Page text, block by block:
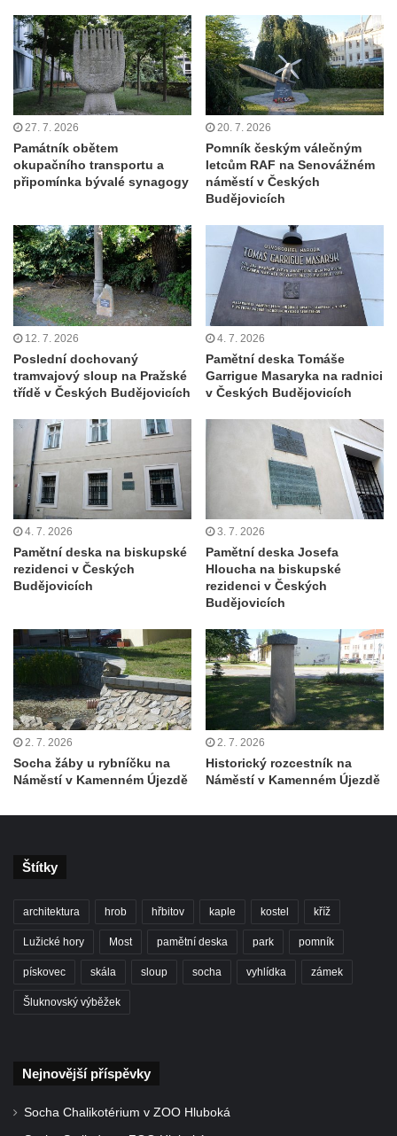
Základní škole Tyršova v Rumburku
Socha Nepokořený v parku Rumburské
vzpoury v Rumburku
Pamětní deska obětem holokaustu u
židovského hřbitova v Kovanicích
Pamětní deska legionářům na Obecním
úřadě v Kovanicích
Kovanicích
Pomník obětem válek v Kněževsi
Pamětní deska Rudé armádě na radnici v
Trutnově
Pomník obětem koncentračního tábora na
hřbitově v Rychnově u Jablonce nad Nisou
Pomník pracovního nasazení vězňů
Rychnově u Jablonce nad Nisou
Kenotaf Alfreda Langa na hřbitově v Krásné
u Pěnčína
Kenotaf Emila Posselta na hřbitově v
Krásné u Pěnčína
Kenotaf Edmunda Andera na hřbitově v
Krásné u Pěnčína
Hřbitovní kaple rodiny Fiedler na hřbitově v
Teplicích nad Metují
Kenotaf Franze Ruseho na hřbitově v
Teplicích nad Metují
Pomník obětem 2. světové války na hřbitově
v Teplicích nad Metují
Hrob Waltera Hilleho na hřbitově ve Vlčí
Hoře
Kenotaf Oskara Ringelhana na hřbitově v
Hrob Šumových na hřbitově v Benešově
nad Ploučnicí
Hrob Theodora Sommera na hřbitově v
Hrob Christodoulona Panayiotise na
Hrob Franze Wünsche na hřbitově v
27. 7. 2026
Památník obětem
okupačního transportu a
připomínka bývalé synagogy
20. 7. 2026
Pomník českým válečným
letcům RAF na Senovážném
náměstí v Českých
Budějovicích
12. 7. 2026
Poslední dochovaný
tramvajový sloup na Pražské
třídě v Českých Budějovicích
4. 7. 2026
Pamětní deska Tomáše
Garrigue Masaryka na radnici
v Českých Budějovicích
4. 7. 2026
Pamětní deska na biskupské
rezidenci v Českých
Budějovicích
3. 7. 2026
Pamětní deska Josefa
Hloucha na biskupské
rezidenci v Českých
Budějovicích
2. 7. 2026
Socha žáby u rybníčku na
Náměstí v Kamenném Újezdě
2. 7. 2026
Historický rozcestník na
Náměstí v Kamenném Újezdě
Štítky
architektura hrob hřbitov kaple kostel kříž
Lužické hory Most pamětní deska park pomník
pískovec skála sloup socha vyhlídka zámek
Šluknovský výběžek
Nejnovější příspěvky
Socha Chalikotérium v ZOO Hluboká